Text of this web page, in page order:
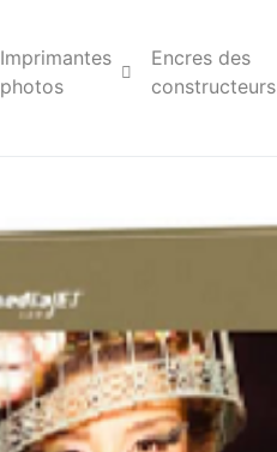
Imprimantes
photos
Encres des
constructeurs